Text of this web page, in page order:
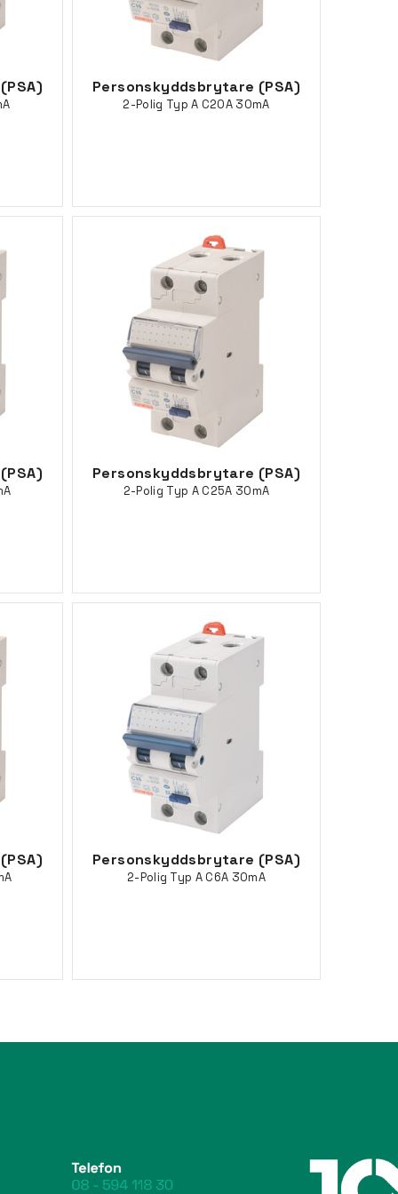
Personskyddsbrytare (PSA)
2-Polig Typ A C20A 30mA
Personskyddsbrytare (PSA)
2-Polig Typ A C25A 30mA
Personskyddsbrytare (PSA)
2-Polig Typ A C6A 30mA